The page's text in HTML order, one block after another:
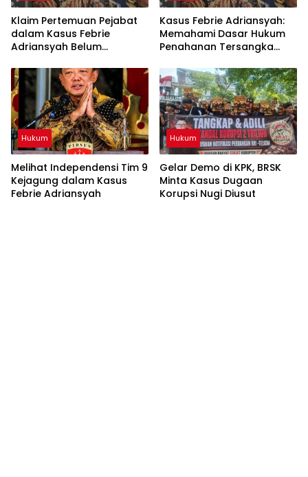
Klaim Pertemuan Pejabat
dalam Kasus Febrie
Adriansyah Belum
Verifikasi Informasi
Kasus Febrie Adriansyah:
Memahami Dasar Hukum
Penahanan Tersangka
Hukum
Melihat Independensi Tim 9
Kejagung dalam Kasus
Febrie Adriansyah
Hukum
Gelar Demo di KPK, BRSK
Minta Kasus Dugaan
Korupsi Nugi Diusut